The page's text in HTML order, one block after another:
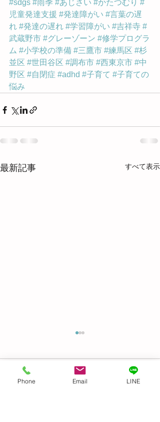
#sdgs #雨季 #あじさい #かたつむり #
児童発達支援 #発達障がい #言葉の遅
れ #発達の遅れ #学習障がい #吉祥寺 #
武蔵野市 #グレーゾーン #修学プログラ
ム #小学校の準備 #三鷹市 #練馬区 #杉
並区 #世田谷区 #調布市 #西東京市 #中
野区 #自閉症 #adhd #子育て #子育ての
悩み
最新記事 すべて表示
トトロ〜
コメント
Phone Email LINE